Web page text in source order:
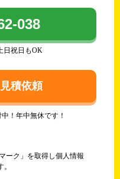
038
日祝日もOK
積依頼
！年中無休です！
ーク」を取得し個人情報